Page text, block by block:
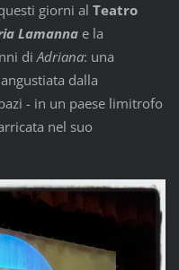
giorni al Teatro
Lamannae la
diAdriana: una
dalla
- in un paese limitrofo
nel suo